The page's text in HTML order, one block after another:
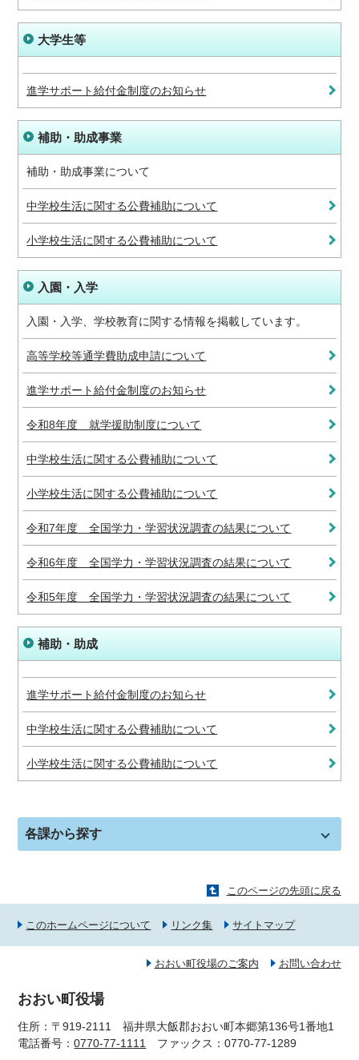
大学生等
進学サポート給付金制度のお知らせ
補助・助成事業
補助・助成事業について
中学校生活に関する公費補助について
小学校生活に関する公費補助について
入園・入学
入園・入学、学校教育に関する情報を掲載しています。
高等学校等通学費助成申請について
進学サポート給付金制度のお知らせ
令和8年度 就学援助制度について
中学校生活に関する公費補助について
小学校生活に関する公費補助について
令和7年度 全国学力・学習状況調査の結果について
令和6年度 全国学力・学習状況調査の結果について
令和5年度 全国学力・学習状況調査の結果について
補助・助成
進学サポート給付金制度のお知らせ
中学校生活に関する公費補助について
小学校生活に関する公費補助について
各課から探す
このページの先頭に戻る
このホームページについて リンク集 サイトマップ
おおい町役場のご案内 お問い合わせ
おおい町役場
住所：〒919-2111 福井県大飯郡おおい町本郷第136号1番地1
電話番号：0770-77-1111 ファックス：0770-77-1289